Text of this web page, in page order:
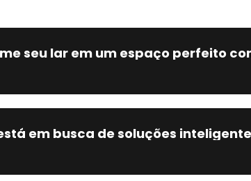
seu lar em um espaço perfeito
da ArtPlan!
em busca de soluções
ao máximo cada centímetro do seu
sem dúvida a escolha certa.